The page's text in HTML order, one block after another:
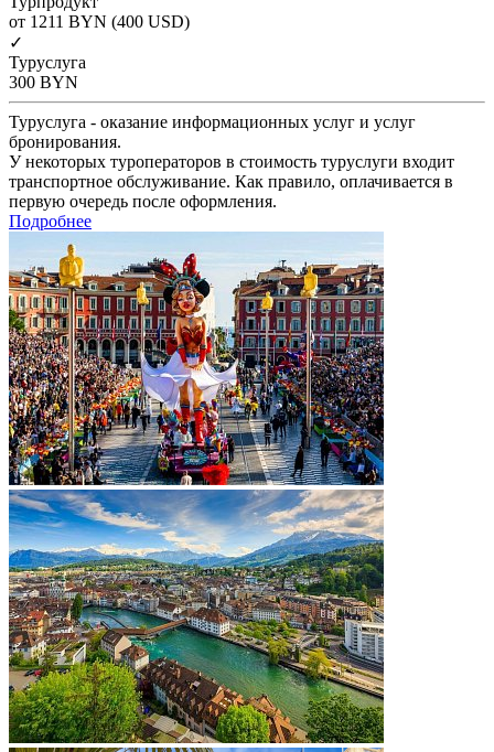
от 1211 BYN (400 USD)
✓
Туруслуга
300 BYN
Туруслуга - оказание информационных услуг и услуг
бронирования.
У некоторых туроператоров в стоимость туруслуги входит
транспортное обслуживание. Как правило, оплачивается в
первую очередь после оформления.
Подробнее